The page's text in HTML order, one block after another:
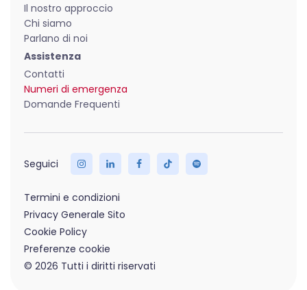
Il nostro approccio
Chi siamo
Parlano di noi
Assistenza
Contatti
Numeri di emergenza
Domande Frequenti
Termini e condizioni
Privacy Generale Sito
Cookie Policy
Preferenze cookie
© 2026 Tutti i diritti riservati